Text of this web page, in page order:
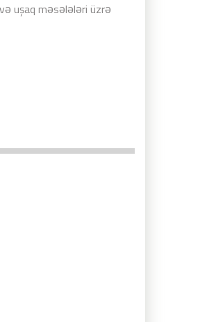
uşaq məsələləri üzrə